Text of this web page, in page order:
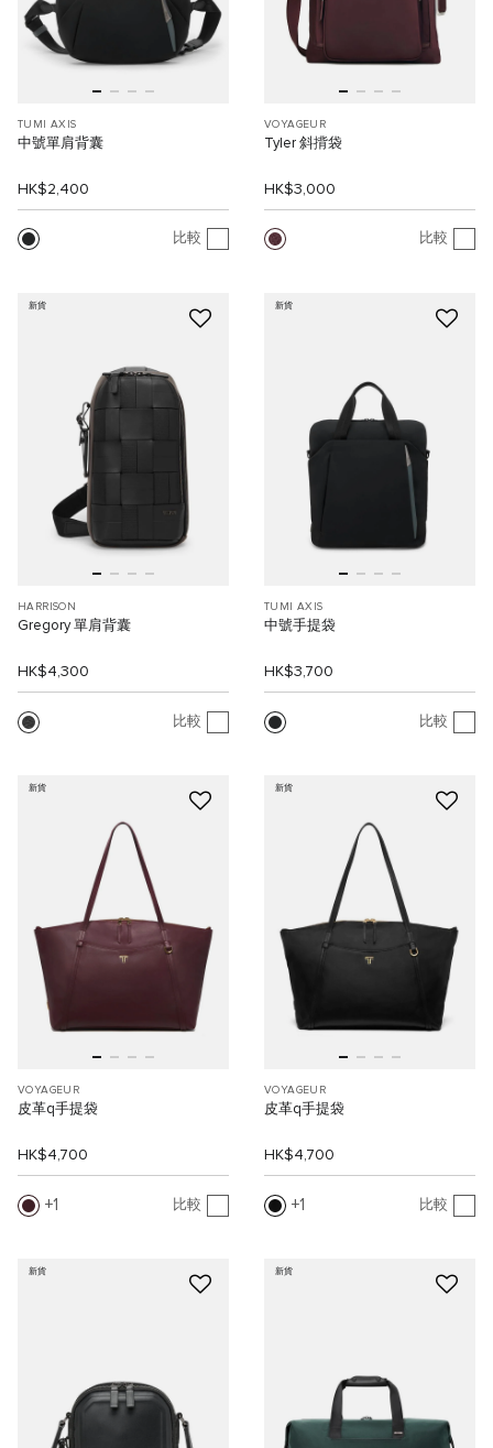
TUMI AXIS
中號單肩背囊
HK$2,400
比較
VOYAGEUR
Tyler 斜揹袋
HK$3,000
比較
新貨
HARRISON
Gregory 單肩背囊
HK$4,300
比較
新貨
TUMI AXIS
中號手提袋
HK$3,700
比較
新貨
VOYAGEUR
皮革q手提袋
HK$4,700
1 比較
新貨
VOYAGEUR
皮革q手提袋
HK$4,700
1 比較
新貨 新貨